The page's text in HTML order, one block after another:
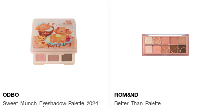
ODBO
Sweet Munch Eyeshadow Palette 2024
ROM&ND
Better Than Palette